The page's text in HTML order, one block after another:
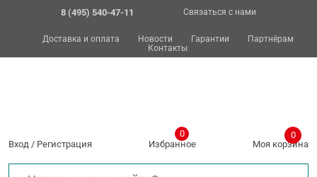
8 (495) 540-47-11 Связаться с нами
Доставка и оплата Новости Гарантии
Партнёрам
Контакты
Вход / Регистрация Избранное
0
Моя корзина
0